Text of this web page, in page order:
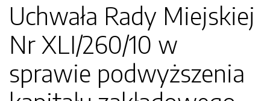
Uchwała Rady Miejskiej
Nr XLI/260/10 w
sprawie podwyższenia